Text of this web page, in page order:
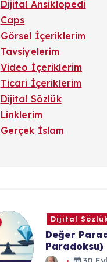
Dijital Ansiklopedi
Caps
Görsel İçeriklerim
Tavsiyelerim
Video İçeriklerim
Ticari İçeriklerim
Dijital Sözlük
Linklerim
Gerçek İslam
Güncel
Bazı
M4 Güç
İfadeleri